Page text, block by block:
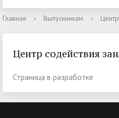
Главная › Выпускникам ›
Центр содействия
Страница в разработке